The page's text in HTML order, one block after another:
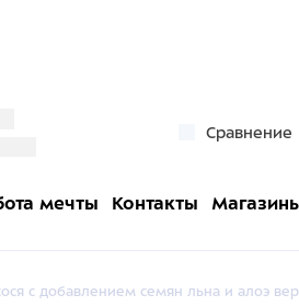
Сравнение
мечты Контакты
с добавлением семян льна и алоэ